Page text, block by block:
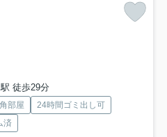
徒歩29分
角部屋
24時間ゴミ出し可
済